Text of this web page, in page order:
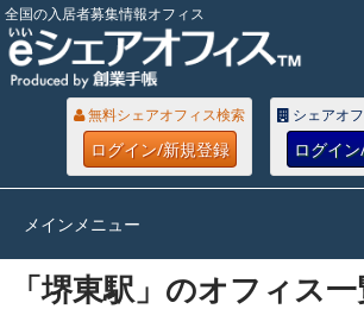
全国の入居者募集情報オフィス
無料シェアオフィス検索
ログイン/新規登録
シェアオ
ログイ
メインメニュー
「堺東駅」のオフィス